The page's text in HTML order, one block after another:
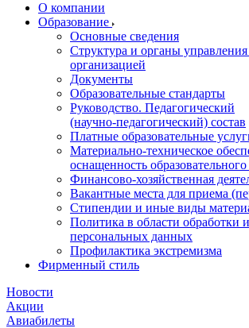
О компании
Образование
Основные сведения
Структура и органы управления
организацией
Документы
Образовательные стандарты
Руководство. Педагогический
(научно‑педагогический) состав
Платные образовательные
Материально-техническое
оснащенность
Финансово-хозяйственная
Вакантные места для приема
Стипендии и иные виды
Политика в области обработки
персональных данных
Профилактика экстремизма
Фирменный стиль
Новости
Акции
Авиабилеты